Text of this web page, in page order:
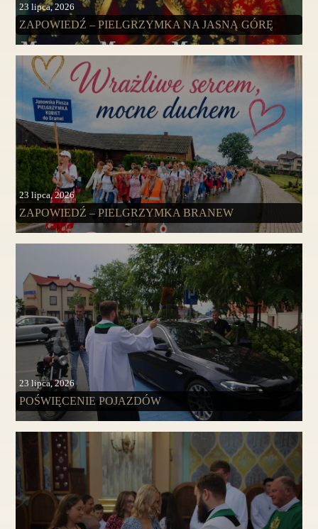
ZAPOWIEDŹ – PIELGRZYMKA NA JASNĄ GÓRĘ
23 lipca, 2026
ZAPOWIEDŹ – PIELGRZYMKA BRANEW
23 lipca, 2026
POŚWIĘCENIE POJAZDÓW
23 lipca, 2026